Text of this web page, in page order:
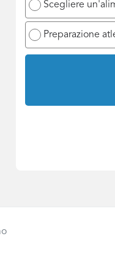
Scegliere
Preparazione